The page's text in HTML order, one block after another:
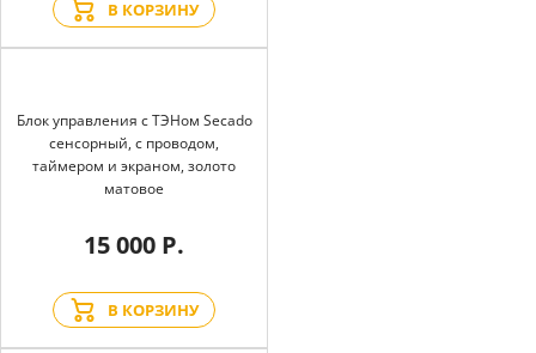
В КОРЗИНУ
Блок управления с ТЭНом Secado
сенсорный, с проводом,
таймером и экраном, золото
матовое
15 000 Р.
В КОРЗИНУ